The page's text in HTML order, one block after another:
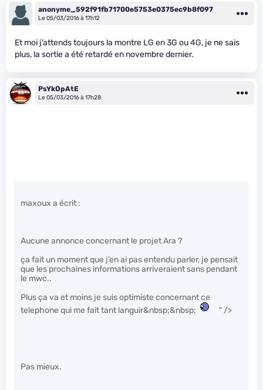
anonyme_592f91fb71700e5753e0375ec9b8f097
Le 05/03/2016 à 17h12
Et moi j’attends toujours la montre LG en 3G ou 4G, je ne sais
plus, la sortie a été retardé en novembre dernier.
PsYkOpAtE
Le 05/03/2016 à 17h28
maxoux a écrit :
Aucune annonce concernant le projet Ara ?
ça fait un moment que j’en ai pas entendu parler, je pensait
que les prochaines informations arriveraient sans pendant
le mwc..
Plus ça va et moins je suis optimiste concernant ce
telephone qui me fait tant languir&nbsp;&nbsp;
" />
Pas mieux.